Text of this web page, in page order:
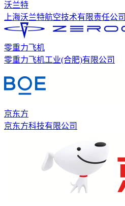
沃兰特
上海沃兰特航空技术有限责任公司
零重力飞机
零重力飞机工业(合肥)有限公司
京东方
京东方科技有限公司